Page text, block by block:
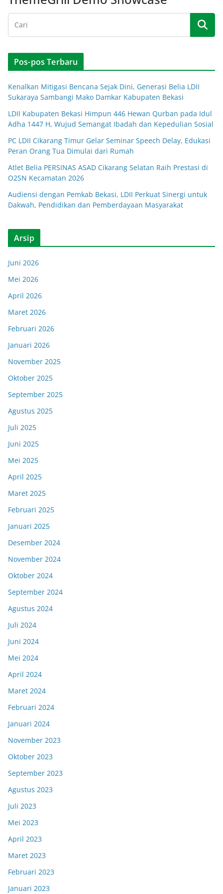
Pos-pos Terbaru
Kenalkan Mitigasi Bencana Sejak Dini, Generasi Belia LDII
Sukaraya Sambangi Mako Damkar Kabupaten Bekasi
LDII Kabupaten Bekasi Himpun 446 Hewan Qurban pada Idul
Adha 1447 H, Wujud Semangat Ibadah dan Kepedulian Sosial
PC LDII Cikarang Timur Gelar Seminar Speech Delay, Edukasi
Peran Orang Tua Dimulai dari Rumah
Atlet Belia PERSINAS ASAD Cikarang Selatan Raih Prestasi di
O2SN Kecamatan 2026
Audiensi dengan Pemkab Bekasi, LDII Perkuat Sinergi untuk
Dakwah, Pendidikan dan Pemberdayaan Masyarakat
Arsip
Juni 2026
Mei 2026
April 2026
Maret 2026
Februari 2026
Januari 2026
November 2025
Oktober 2025
September 2025
Agustus 2025
Juli 2025
Juni 2025
Mei 2025
April 2025
Maret 2025
Februari 2025
Januari 2025
Desember 2024
November 2024
Oktober 2024
September 2024
Agustus 2024
Juli 2024
Juni 2024
Mei 2024
April 2024
Maret 2024
Februari 2024
Januari 2024
November 2023
Oktober 2023
September 2023
Agustus 2023
Juli 2023
Mei 2023
April 2023
Maret 2023
Februari 2023
Januari 2023